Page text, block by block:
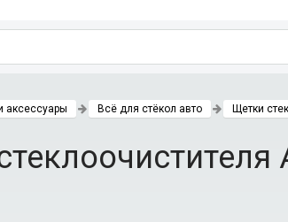
аксессуары Всё для стёкол авто Щетки